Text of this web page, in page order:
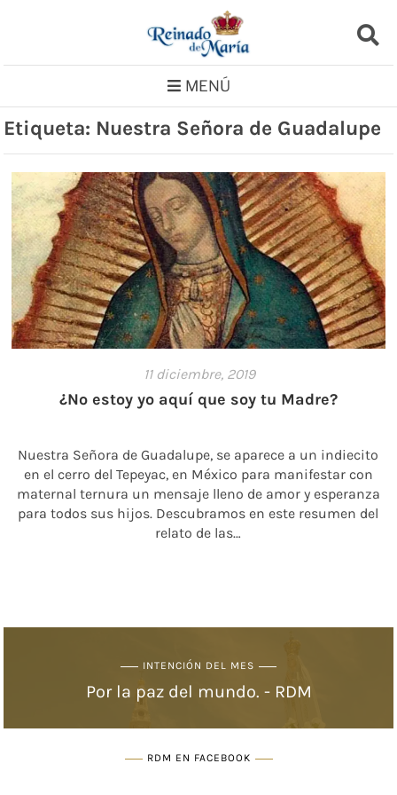
MENÚ
Etiqueta: Nuestra Señora de Guadalupe
11 diciembre, 2019
¿No estoy yo aquí que soy tu Madre?
Nuestra Señora de Guadalupe, se aparece a un indiecito
en el cerro del Tepeyac, en México para manifestar con
maternal ternura un mensaje lleno de amor y esperanza
para todos sus hijos. Descubramos en este resumen del
relato de las…
INTENCIÓN DEL MES
Por la paz del mundo. - RDM
RDM EN FACEBOOK